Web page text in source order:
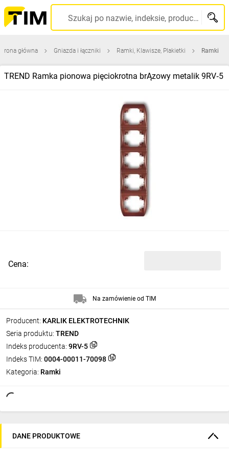
Szukaj po nazwie, indeksie, producencie, kodzie kreskowym...
główna Gniazda i łączniki Ramki, Klawisze, Plakietki Ramki
TREND Ramka pionowa pięciokrotna brĄzowy metalik 9RV‑5
Producent: KARLIK ELEKTROTECHNIK
Seria produktu: TREND
Indeks producenta: 9RV-5
Indeks TIM: 0004-00011-70098
Kategoria: Ramki
Cena:
Na zamówienie od TIM
DANE PRODUKTOWE